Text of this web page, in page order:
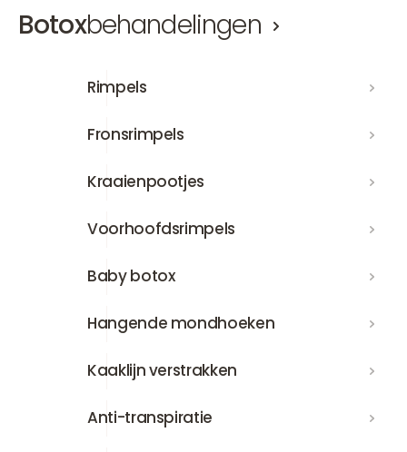
Botoxbehandelingen
Rimpels
FronsrimpelsFronsrimpels
KraaienpootjesKraaienpootjes
Voorhoofdsrimpels
Voorhoofdsrimpels
Baby botoxBaby botox
Hangende mondhoeken
Hangende mondhoeken
Kaaklijn verstrakken
Kaaklijn verstrakken
Anti-transpiratieAnti-transpiratie